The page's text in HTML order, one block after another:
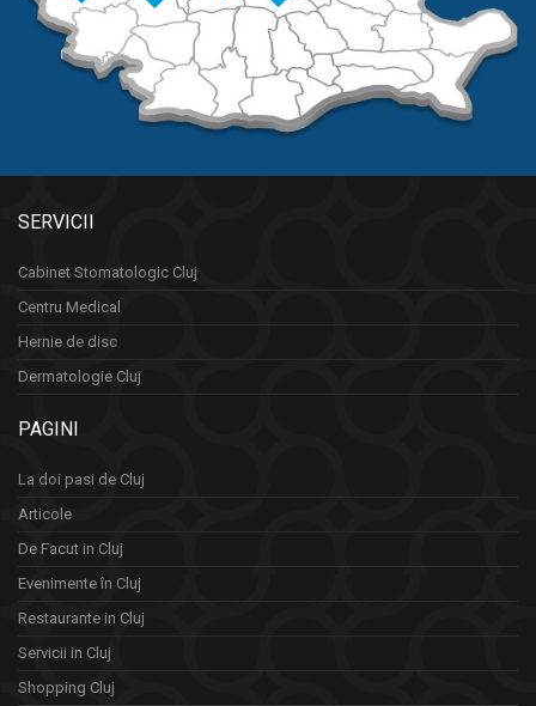
SERVICII
Cabinet Stomatologic Cluj
Centru Medical
Hernie de disc
Dermatologie Cluj
PAGINI
La doi pasi de Cluj
Articole
De Facut in Cluj
Evenimente în Cluj
Restaurante in Cluj
Servicii in Cluj
Shopping Cluj